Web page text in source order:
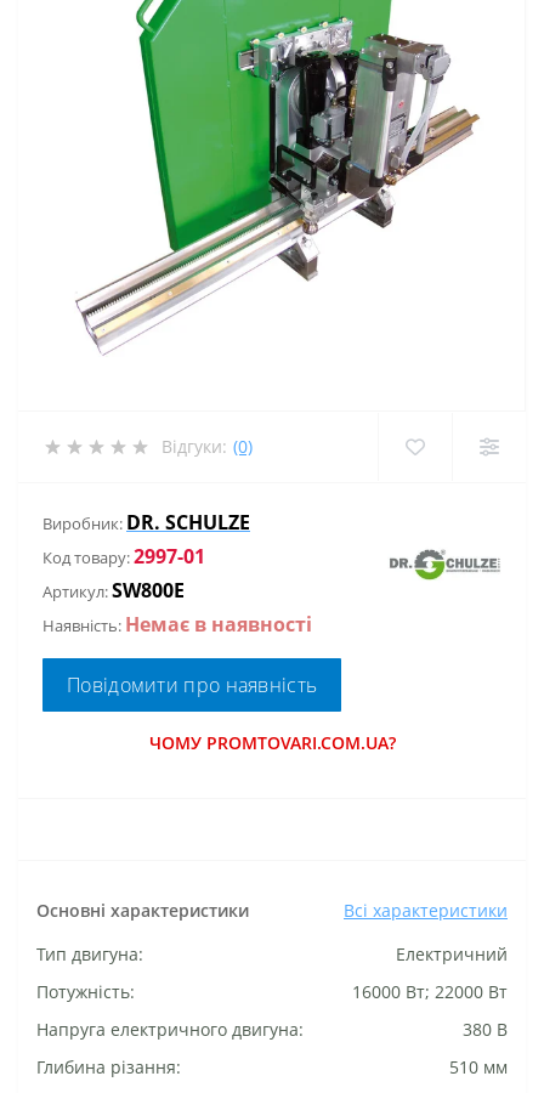
Відгуки: (0)
Виробник: DR. SCHULZE
Код товару:2997-01
Артикул:SW800E
Наявність: Немає в наявності
Повідомити про наявність
ЧОМУ PROMTOVARI.COM.UA?
Основні характеристики
Всі характеристики
Тип двигуна:
Електричний
Потужність:
16000 Вт; 22000 Вт
Напруга електричного двигуна:
380 В
Глибина різання:
510 мм